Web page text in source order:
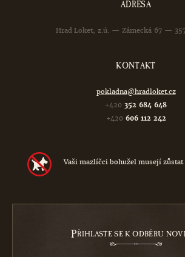
ADRESA
Hrad Loket, z.ú. — Zámecká 67 —
KONTAKT
pokladna@hradloket.cz
+420 352 684 648
+420 606 112 242
Vaši mazlíčci bohužel musejí zůstat
PŘIHLASTE SE K ODBĚRU